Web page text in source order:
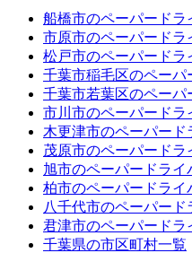
船橋市のペーパードラ
市原市のペーパードラ
松戸市のペーパードラ
千葉市稲毛区のペーパ
千葉市若葉区のペーパ
市川市のペーパードラ
木更津市のペーパード
茂原市のペーパードラ
旭市のペーパードライ
柏市のペーパードライ
八千代市のペーパード
君津市のペーパードラ
千葉県の市区町村一覧